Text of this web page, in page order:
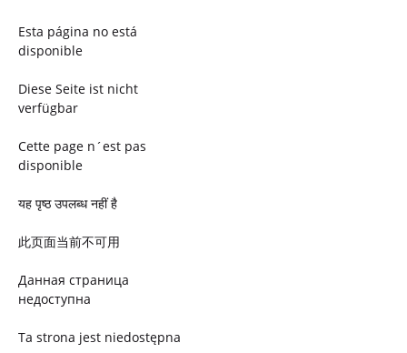
Esta página no está
disponible
Diese Seite ist nicht
verfügbar
Cette page n´est pas
disponible
यह पृष्ठ उपलब्ध नहीं है
此页面当前不可用
Данная страница
недоступна
Ta strona jest niedostępna